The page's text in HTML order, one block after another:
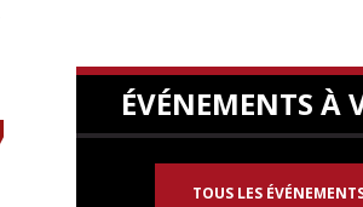
ÉVÉNEMENTS À
TOUS LES